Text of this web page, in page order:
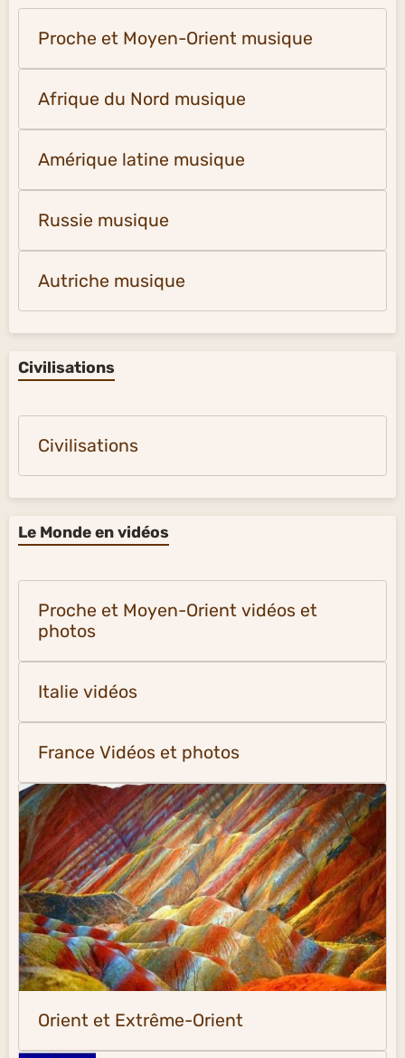
Proche et Moyen-Orient musique
Afrique du Nord musique
Amérique latine musique
Russie musique
Autriche musique
Civilisations
Civilisations
Le Monde en vidéos
Proche et Moyen-Orient vidéos et
photos
Italie vidéos
France Vidéos et photos
Orient et Extrême-Orient